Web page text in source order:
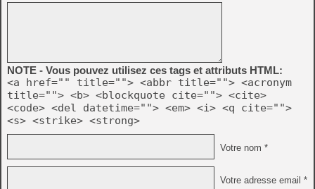
NOTE - Vous pouvez utilisez ces tags et attributs HTML:
<a href="" title=""> <abbr title=""> <acronym
title=""> <b> <blockquote cite=""> <cite>
<code> <del datetime=""> <em> <i> <q cite="">
<s> <strike> <strong>
Votre nom *
Votre adresse email *